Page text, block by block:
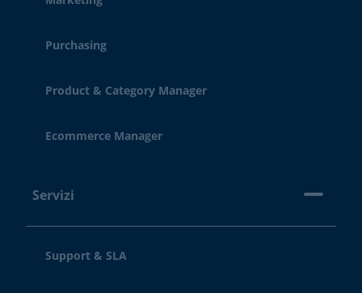
Purchasing
Product & Category Manager
Ecommerce Manager
Servizi
Support & SLA